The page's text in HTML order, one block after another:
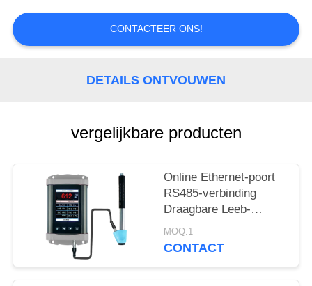
PRIVACY
POLICY
CONTACTEER ONS!
DETAILS ONTVOUWEN
vergelijkbare producten
Online Ethernet-poort
RS485-verbinding
Draagbare Leeb-
hardheidstester voor
echttijdhardheidstesten
MOQ:1
CONTACT